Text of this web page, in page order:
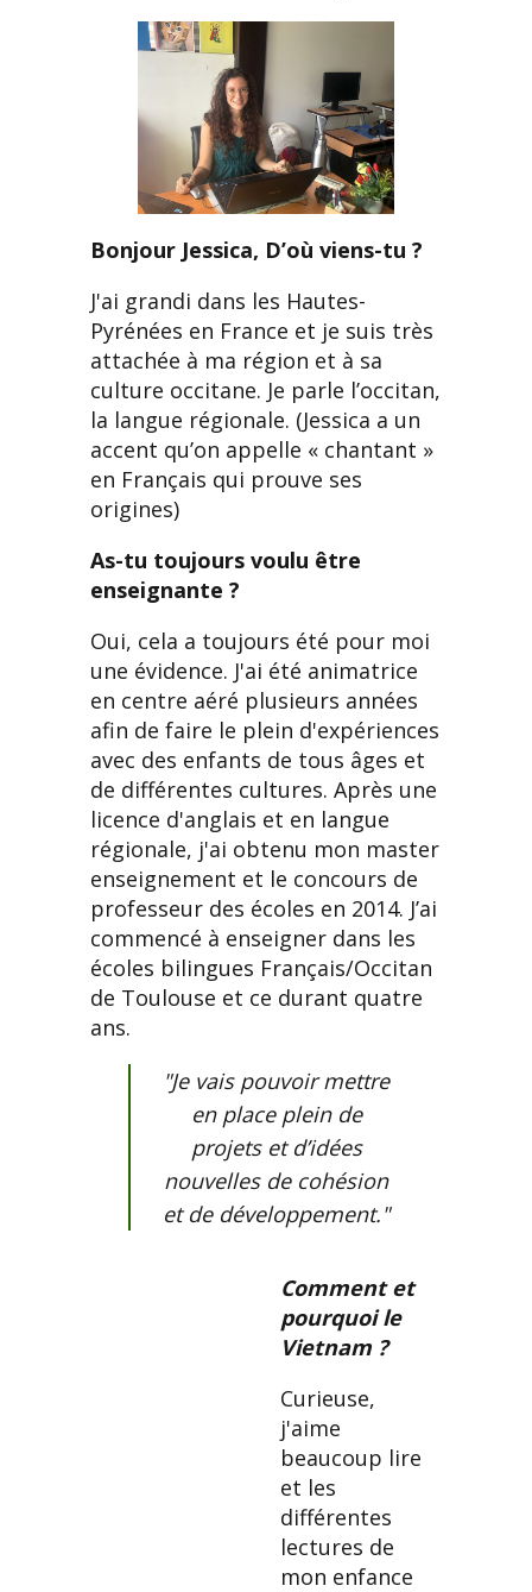
Bonjour Jessica, D’où viens-tu ?
J'ai grandi dans les Hautes-
Pyrénées en France et je suis très
attachée à ma région et à sa
culture occitane. Je parle l’occitan,
la langue régionale. (Jessica a un
accent qu’on appelle « chantant »
en Français qui prouve ses
origines)
As-tu toujours voulu être
enseignante ?
Oui, cela a toujours été pour moi
une évidence. J'ai été animatrice
en centre aéré plusieurs années
afin de faire le plein d'expériences
avec des enfants de tous âges et
de différentes cultures. Après une
licence d'anglais et en langue
régionale, j'ai obtenu mon master
enseignement et le concours de
professeur des écoles en 2014. J’ai
commencé à enseigner dans les
écoles bilingues Français/Occitan
de Toulouse et ce durant quatre
ans.
"Je vais pouvoir mettre
en place plein de
projets et d’idées
nouvelles de cohésion
et de développement."
Comment et
pourquoi le
Vietnam ?
Curieuse,
j'aime
beaucoup lire
et les
différentes
lectures de
mon enfance